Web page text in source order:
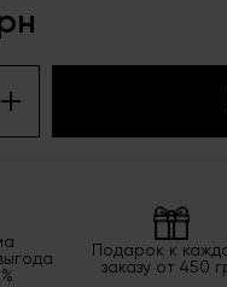
Подарок к
заказу от 450